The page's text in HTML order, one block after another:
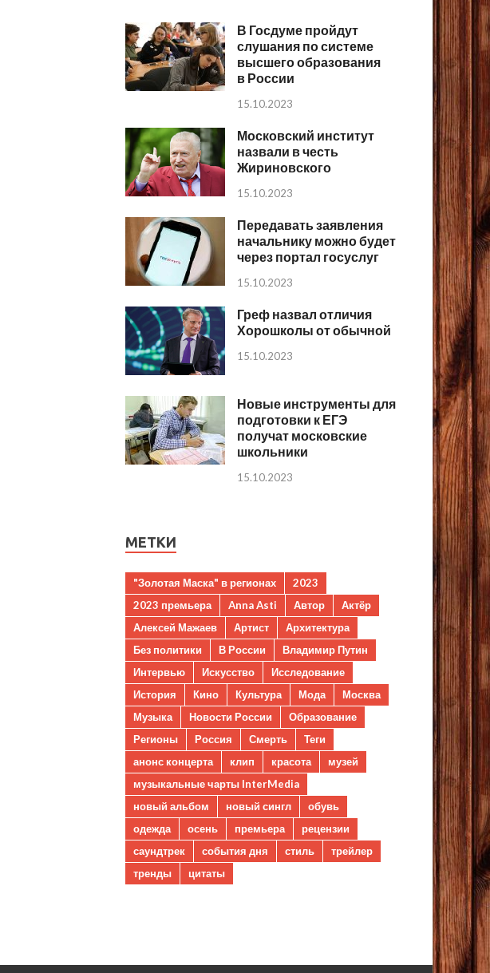
В Госдуме пройдут
слушания по системе
высшего образования
в России
15.10.2023
Московский институт
назвали в честь
Жириновского
15.10.2023
Передавать заявления
начальнику можно будет
через портал госуслуг
15.10.2023
Греф назвал отличия
Хорошколы от обычной
15.10.2023
Новые инструменты для
подготовки к ЕГЭ
получат московские
школьники
15.10.2023
МЕТКИ
"Золотая Маска" в регионах
2023
2023 премьера
Anna Asti Автор
Актёр
Алексей Мажаев
Артист
Архитектура
Без политики
В России
Владимир Путин
Интервью
Искусство
Исследование
История
Кино Культура Мода
Москва
Музыка
Новости России
Образование
Регионы
Россия Смерть
Теги
анонс концерта
клип красота
музей
музыкальные чарты InterMedia
новый альбом
новый сингл
обувь
одежда
осень премьера
рецензии
саундтрек
события дня стиль
трейлер
тренды
цитаты